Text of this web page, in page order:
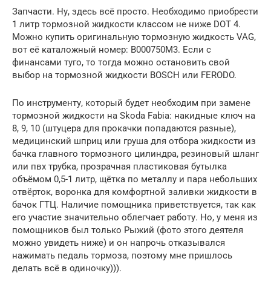
Запчасти. Ну, здесь всё просто. Необходимо приобрести
1 литр тормозной жидкости классом не ниже DOT 4.
Можно купить оригинальную тормозную жидкость VAG,
вот её каталожный номер: B000750M3. Если с
финансами туго, то тогда можно остановить свой
выбор на тормозной жидкости BOSCH или FERODO.
По инструменту, который будет необходим при замене
тормозной жидкости на Skoda Fabia: накидные ключ на
8, 9, 10 (штуцера для прокачки попадаются разные),
медицинский шприц или груша для отбора жидкости из
бачка главного тормозного цилиндра, резиновый шланг
или пвх трубка, прозрачная пластиковая бутылка
объёмом 0,5-1 литр, щётка по металлу и пара небольших
отвёрток, воронка для комфортной заливки жидкости в
бачок ГТЦ. Наличие помощника приветствуется, так как
его участие значительно облегчает работу. Но, у меня из
помощников был только Рыжий (фото этого деятеля
можно увидеть ниже) и он напрочь отказывался
нажимать педаль тормоза, поэтому мне пришлось
делать всё в одиночку))).